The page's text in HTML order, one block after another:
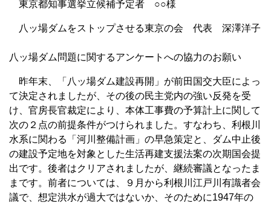
東京都知事選挙立候補予定者 ○○様
八ッ場ダムをストップさせる東京の会 代表 深澤洋子
八ッ場ダム問題に関するアンケートへの協力のお願い
昨年末、「八ッ場ダム建設再開」が前田国交大臣によっ
て決定されましたが、その後の民主党内の強い反発を受
け、官房長官裁定により、本体工事費の予算計上に関して
次の２点の前提条件がつけられました。すなわち、利根川
水系に関わる「河川整備計画」の早急策定と、ダム中止後
の建設予定地を対象とした生活再建支援法案の次期国会提
出です。後者はクリアされましたが、継続審議となったま
まです。前者については、９月から利根川江戸川有識者会
議で、想定洪水が過大ではないか、そのために1947年の